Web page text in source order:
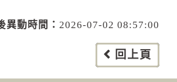
異動時間： 2026-07-02 08:57:00
回上頁